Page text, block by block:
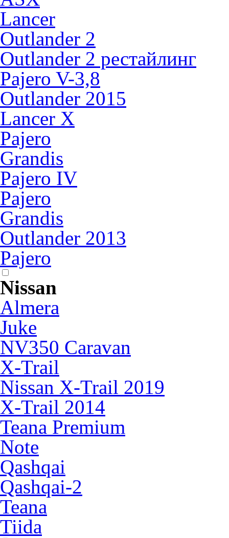
Lancer
Outlander 2
Outlander 2 рестайлинг
Pajero V-3,8
Outlander 2015
Lancer X
Pajero
Grandis
Pajero IV
Pajero
Grandis
Outlander 2013
Pajero
Nissan
Almera
Juke
NV350 Caravan
X-Trail
Nissan X-Trail 2019
X-Trail 2014
Teana Premium
Note
Qashqai
Qashqai-2
Teana
Tiida